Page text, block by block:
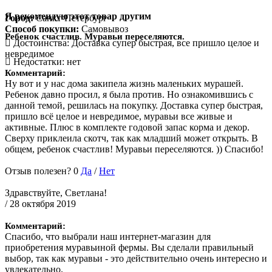
Я рекомендую этот товар другим
Город:Санкт-Петербург
Способ покупки: Самовывоз
Ребенок счастлив. Муравьи переселяются.
Достоинства:Доставка супер быстрая, все пришло целое и
невредимое
Недостатки: нет
Комментарий:
Ну вот и у нас дома закипела жизнь маленьких мурашей.
Ребенок давно просил, я была против. Но ознакомившись с
данной темой, решилась на покупку. Доставка супер быстрая,
пришло всё целое и невредимое, муравьи все живые и
активные. Плюс в комплекте годовой запас корма и декор.
Сверху приклеила скотч, так как младший может открыть. В
общем, ребенок счастлив! Муравьи переселяются. )) Спасибо!
Отзыв полезен? 0 Да /Нет
Здравствуйте, Светлана!
/ 28 октября 2019
Комментарий:
Спасибо, что выбрали наш интернет-магазин для
приобретения муравьиной фермы. Вы сделали правильный
выбор, так как муравьи - это действительно очень интересно и
увлекательно.